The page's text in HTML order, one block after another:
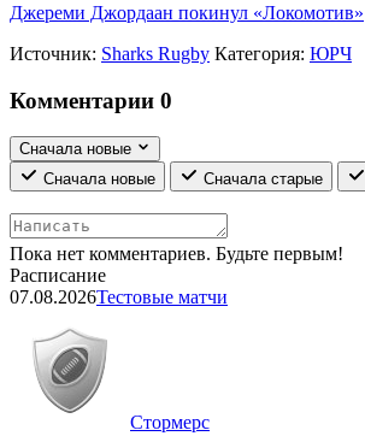
Джереми Джордаан покинул «Локомотив»
Источник: Sharks Rugby Категория: ЮРЧ
Комментарии 0
Сначала новые
Сначала новые
Сначала старые
Пока нет комментариев. Будьте первым!
Расписание
07.08.2026Тестовые матчи
Стормерс